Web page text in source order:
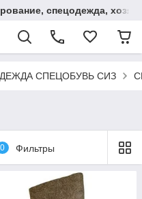
спецодежда,
СПЕЦОБУВЬ СИЗ
0 Фильтры